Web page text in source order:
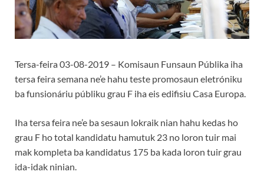
Tersa-feira 03-08-2019 – Komisaun Funsaun Públika iha
tersa feira semana ne’e hahu teste promosaun eletróniku
ba funsionáriu públiku grau F iha eis edifisiu Casa Europa.
Iha tersa feira ne’e ba sesaun lokraik nian hahu kedas ho
grau F ho total kandidatu hamutuk 23 no loron tuir mai
mak kompleta ba kandidatus 175 ba kada loron tuir grau
ida-idak ninian.